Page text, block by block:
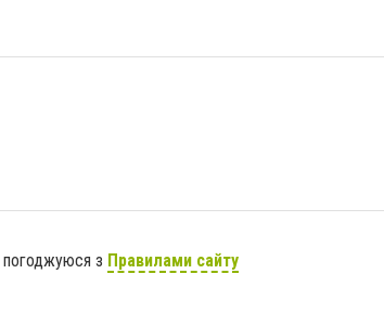
з Правилами сайту